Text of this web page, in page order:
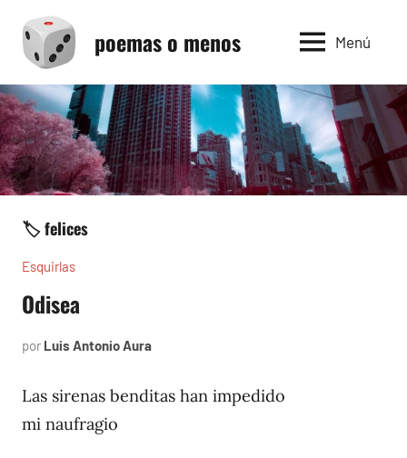
contenido
poemas o menos Menú
🏷️ felices
Esquirlas
Odisea
por Luis Antonio Aura
2024
Las sirenas benditas han impedido
mi naufragio